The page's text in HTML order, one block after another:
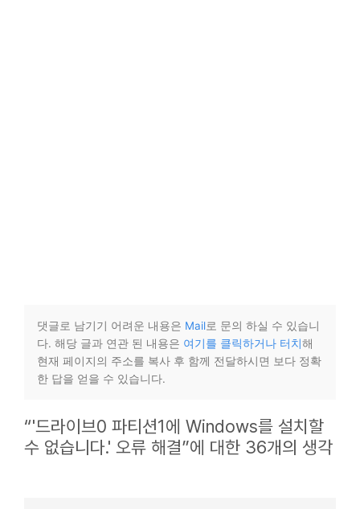
댓글로 남기기 어려운 내용은 Mail로 문의 하실 수 있습니
다. 해당 글과 연관 된 내용은 여기를 클릭하거나 터치해
현재 페이지의 주소를 복사 후 함께 전달하시면 보다 정확
한 답을 얻을 수 있습니다.
“'드라이브0 파티션1에 Windows를 설치할
수 없습니다.' 오류 해결”에 대한 36개의 생각